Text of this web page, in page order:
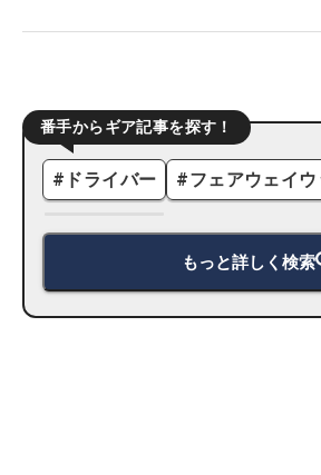
番手からギア記事を探す！
# ドライバー #フェアウェイウ
もっと詳しく検索